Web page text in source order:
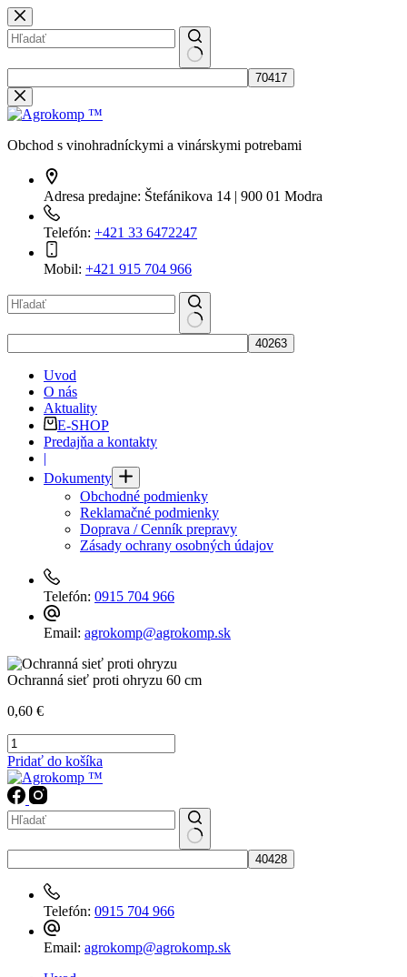
Skip
to
content
results
Obchod s vinohradníckymi a vinárskymi potrebami
Adresa predajne: Štefánikova 14 | 900 01 Modra
Telefón: +421 33 6472247
Mobil: +421 915 704 966
results
Uvod
O nás
Aktuality
E-SHOP
Predajňa a kontakty
|
Dokumenty
Obchodné podmienky
Reklamačné podmienky
Doprava / Cenník prepravy
Zásady ochrany osobných údajov
Telefón: 0915 704 966
Email: agrokomp@agrokomp.sk
Ochranná sieť proti ohryzu 60 cm
0,60 €
množstvo
Ochranná
sieť
proti
ohryzu
60
Pridať do košíka
results
Telefón: 0915 704 966
Email: agrokomp@agrokomp.sk